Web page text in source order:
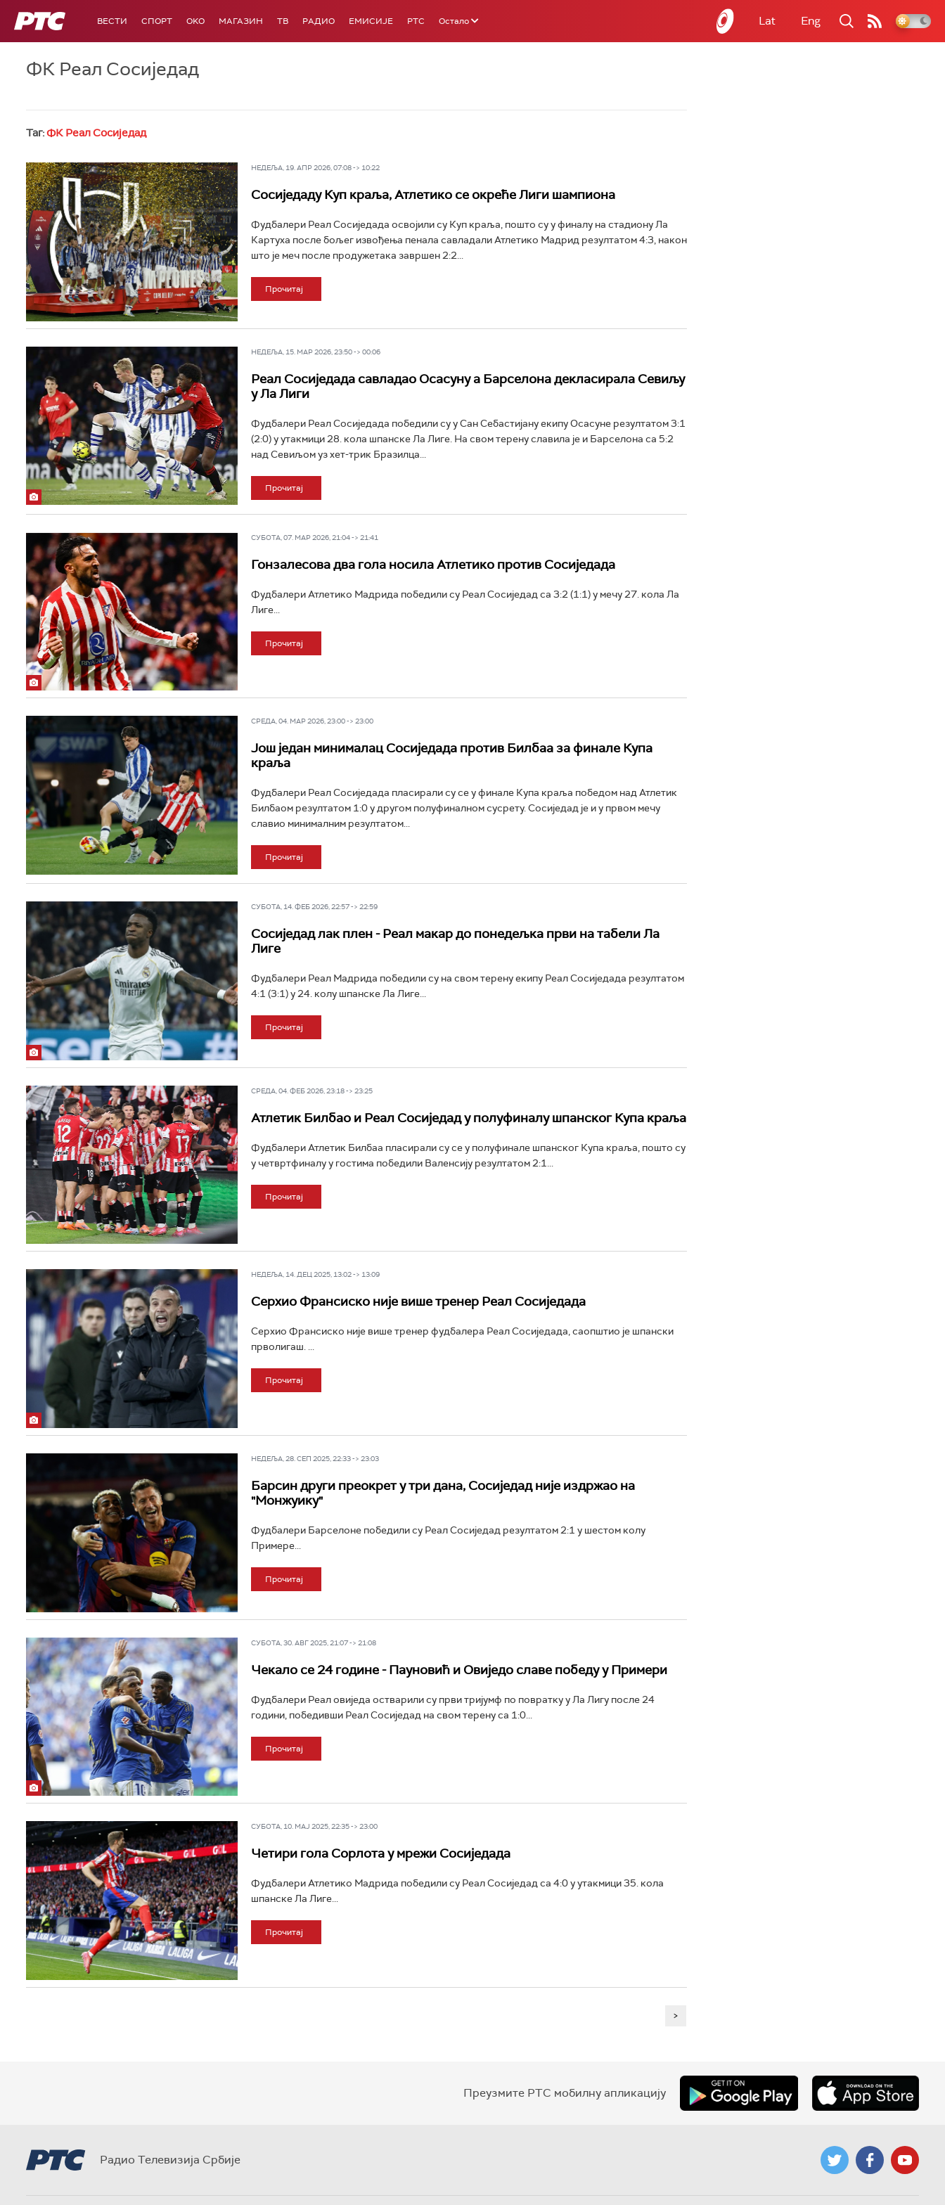
РТС ВЕСТИ СПОРТ OKO МАГАЗИН ТВ РАДИО ЕМИСИЈЕ РТС Остало Lat Eng
ФК Реал Сосиједад
Таг:ФК Реал Сосиједад
НЕДЕЉА, 19. АПР 2026, 07:08 -> 10:22
Сосиједаду Куп краља, Атлетико се окреће Лиги шампиона
Фудбалери Реал Сосиједада освојили су Куп краља, пошто су у финалу на стадиону Ла
Картуха после бољег извођења пенала савладали Атлетико Мадрид резултатом 4:3, након
што је меч после продужетака завршен 2:2...
Прочитај
НЕДЕЉА, 15. МАР 2026, 23:50 -> 00:06
Реал Сосиједада савладао Осасуну а Барселона декласирала Севиљу
у Ла Лиги
Фудбалери Реал Сосиједада победили су у Сан Себастијану екипу Осасуне резултатом 3:1
(2:0) у утакмици 28. кола шпанске Ла Лиге. На свом терену славила је и Барселона са 5:2
над Севиљом уз хет-трик Бразилца...
Прочитај
СУБОТА, 07. МАР 2026, 21:04 -> 21:41
Гонзалесова два гола носила Атлетико против Сосиједада
Фудбалери Атлетико Мадрида победили су Реал Сосиједад са 3:2 (1:1) у мечу 27. кола Ла
Лиге...
Прочитај
СРЕДА, 04. МАР 2026, 23:00 -> 23:00
Још један минималац Сосиједада против Билбаа за финале Купа
краља
Фудбалери Реал Сосиједада пласирали су се у финале Купа краља победом над Атлетик
Билбаом резултатом 1:0 у другом полуфиналном сусрету. Сосиједад је и у првом мечу
славио минималним резултатом...
Прочитај
СУБОТА, 14. ФЕБ 2026, 22:57 -> 22:59
Сосиједад лак плен - Реал макар до понедељка први на табели Ла
Лиге
Фудбалери Реал Мадрида победили су на свом терену екипу Реал Сосиједада резултатом
4:1 (3:1) у 24. колу шпанске Ла Лиге...
Прочитај
СРЕДА, 04. ФЕБ 2026, 23:18 -> 23:25
Атлетик Билбао и Реал Сосиједад у полуфиналу шпанског Купа краља
Фудбалери Атлетик Билбаа пласирали су се у полуфинале шпанског Купа краља, пошто су
у четвртфиналу у гостима победили Валенсију резултатом 2:1...
Прочитај
НЕДЕЉА, 14. ДЕЦ 2025, 13:02 -> 13:09
Серхио Франсиско није више тренер Реал Сосиједада
Серхио Франсиско није више тренер фудбалера Реал Сосиједада, саопштио је шпански
прволигаш. ...
Прочитај
НЕДЕЉА, 28. СЕП 2025, 22:33 -> 23:03
Барсин други преокрет у три дана, Сосиједад није издржао на
"Монжуику"
Фудбалери Барселоне победили су Реал Сосиједад резултатом 2:1 у шестом колу
Примере...
Прочитај
СУБОТА, 30. АВГ 2025, 21:07 -> 21:08
Чекало се 24 године - Пауновић и Овиједо славе победу у Примери
Фудбалери Реал овиједа остварили су први тријумф по повратку у Ла Лигу после 24
години, победивши Реал Сосиједад на свом терену са 1:0...
Прочитај
СУБОТА, 10. МАЈ 2025, 22:35 -> 23:00
Четири гола Сорлота у мрежи Сосиједада
Фудбалери Атлетико Мадрида победили су Реал Сосиједад са 4:0 у утакмици 35. кола
шпанске Ла Лиге...
Прочитај
>
Преузмите РТС мобилну апликацију
Радио Телевизија Србије